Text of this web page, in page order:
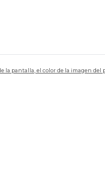
la pantalla, el color de la imagen